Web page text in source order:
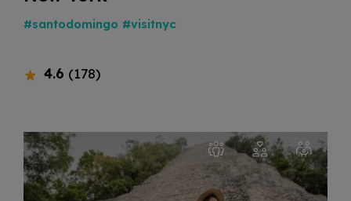
#santodomingo #visitnyc
4.6 (178)